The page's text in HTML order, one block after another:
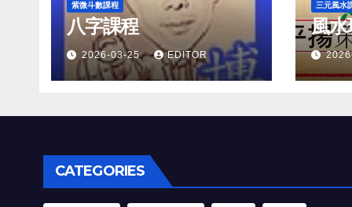
紫微斗數課程
八字課程
2026-03-25 EDITOR
三元風水
風水
CATEGORIES